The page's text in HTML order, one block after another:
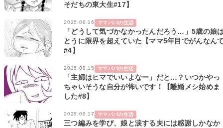
そだちの東大生#17】
2025.08.16 ママパパの生活
「どうして気づかなかったんだろう…」5歳の娘
とうに限界を超えていた【ママ5年目でがんなん
#4】
2025.08.15 ママパパの生活
「主婦はヒマでいいよなー」だと…？いつかやっ
ちゃいそうな自分が怖いです！【離婚メシ始めま
した#8】
2025.08.17 ママパパの生活
三つ編みを学び、娘と涙する夫には感謝しかなか